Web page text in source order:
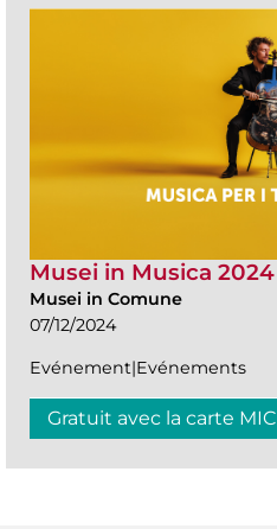
Musei in Musica 2024
Musei in Comune
07/12/2024
Evénement|Evénements
Gratuit avec la carte MIC